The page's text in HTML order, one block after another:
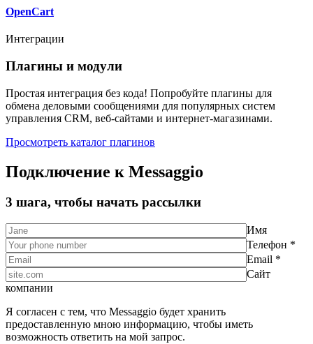
OpenCart
Интеграции
Плагины и модули
Простая интеграция без кода! Попробуйте плагины для
обмена деловыми сообщениями для популярных систем
управления CRM, веб-сайтами и интернет-магазинами.
Просмотреть каталог плагинов
Подключение к Messaggio
3 шага, чтобы начать рассылки
Имя
Телефон *
Email *
Сайт
компании
Я согласен с тем, что Messaggio будет хранить
предоставленную мною информацию, чтобы иметь
возможность ответить на мой запрос.